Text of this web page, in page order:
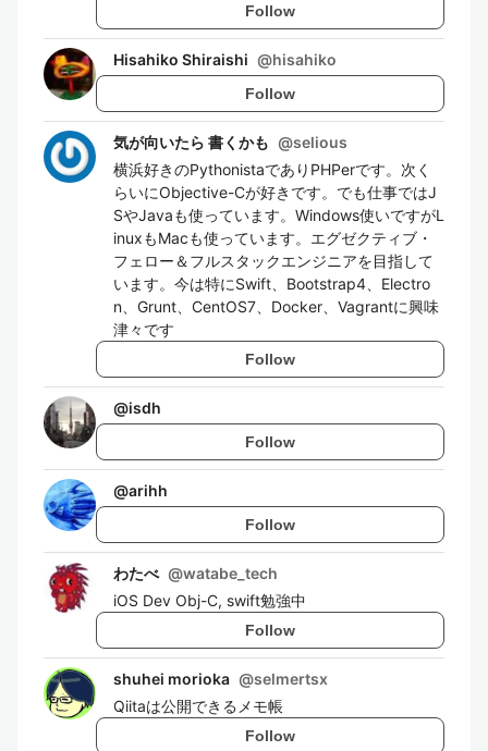
Follow
Hisahiko Shiraishi @hisahiko
Follow
気が向いたら 書くかも @selious
横浜好きのPythonistaでありPHPerです。次く
らいにObjective-Cが好きです。でも仕事ではJ
SやJavaも使っています。Windows使いですがL
inuxもMacも使っています。エグゼクティブ・
フェロー＆フルスタックエンジニアを目指して
います。今は特にSwift、Bootstrap4、Electro
n、Grunt、CentOS7、Docker、Vagrantに興味
津々です
Follow
@isdh
Follow
@arihh
Follow
わたべ @watabe_tech
iOS Dev Obj-C, swift勉強中
Follow
shuhei morioka @selmertsx
Qiitaは公開できるメモ帳
Follow